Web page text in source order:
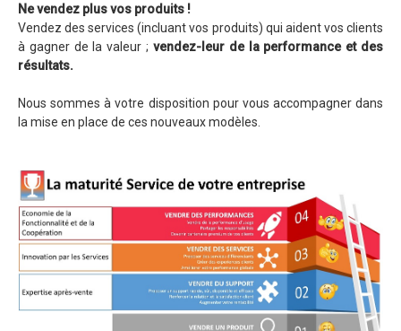
Ne vendez plus vos produits !
Vendez des services (incluant vos produits) qui aident vos clients
à gagner de la valeur ; vendez-leur de la performance et des
résultats.
Nous sommes à votre disposition pour vous accompagner dans
la mise en place de ces nouveaux modèles.